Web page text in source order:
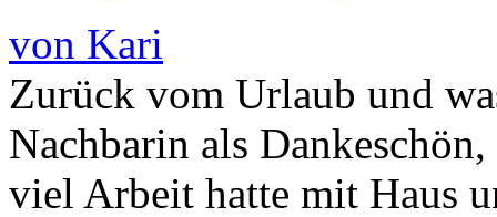
von Kari
Zurück vom Urlaub und
Nachbarin als
viel Arbeit hatte mit Haus